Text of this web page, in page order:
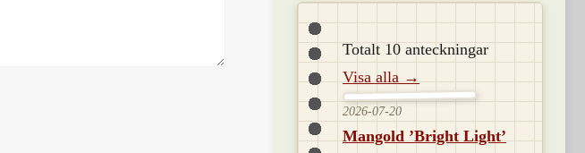
Totalt 10 anteckningar
Visa alla →
2026-07-20
Mangold ’Bright Light’